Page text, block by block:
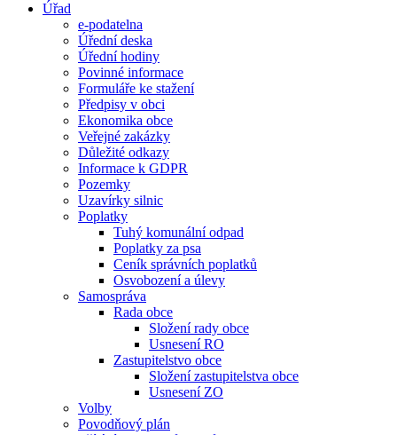
Úřad
e-podatelna
Úřední deska
Úřední hodiny
Povinné informace
Formuláře ke stažení
Předpisy v obci
Ekonomika obce
Veřejné zakázky
Důležité odkazy
Informace k GDPR
Pozemky
Uzavírky silnic
Poplatky
Tuhý komunální odpad
Poplatky za psa
Ceník správních poplatků
Osvobození a úlevy
Samospráva
Rada obce
Složení rady obce
Usnesení RO
Zastupitelstvo obce
Složení zastupitelstva obce
Usnesení ZO
Volby
Povodňový plán